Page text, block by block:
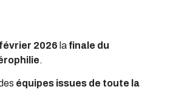
2026 la finale du
.
équipes issues de toute la